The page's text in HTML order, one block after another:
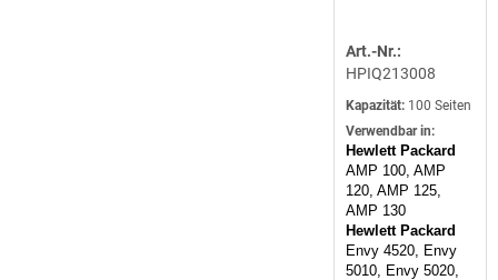
Art.-Nr.:
HPIQ213008
Kapazität: 100 Seiten
Verwendbar in:
Hewlett Packard
AMP 100, AMP
120, AMP 125,
AMP 130
Hewlett Packard
Envy 4520, Envy
5010, Envy 5020,